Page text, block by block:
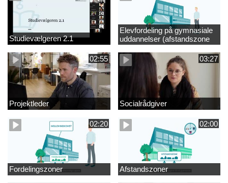
Studievælgeren 2.1
Elevfordeling på gymnasiale
uddannelser (afstandszone
redigeret)
02:55
Projektleder
03:27
Socialrådgiver
02:20
Fordelingszoner
02:00
Afstandszoner